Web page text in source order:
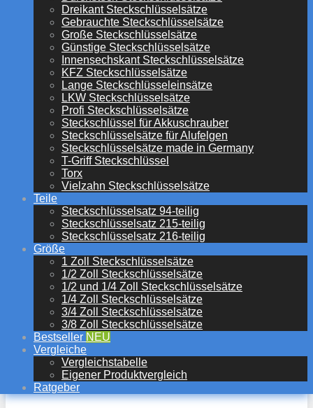
Dreikant Steckschlüsselsätze
Gebrauchte Steckschlüsselsätze
Große Steckschlüsselsätze
Günstige Steckschlüsselsätze
Innensechskant Steckschlüsselsätze
KFZ Steckschlüsselsätze
Lange Steckschlüsseleinsätze
LKW Steckschlüsselsätze
Profi Steckschlüsselsätze
Steckschlüssel für Akkuschrauber
Steckschlüsselsätze für Alufelgen
Steckschlüsselsätze made in Germany
T-Griff Steckschlüssel
Torx
Vielzahn Steckschlüsselsätze
Teile
Steckschlüsselsatz 94-teilig
Steckschlüsselsatz 215-teilig
Steckschlüsselsatz 216-teilig
Größe
1 Zoll Steckschlüsselsätze
1/2 Zoll Steckschlüsselsätze
1/2 und 1/4 Zoll Steckschlüsselsätze
1/4 Zoll Steckschlüsselsätze
3/4 Zoll Steckschlüsselsätze
3/8 Zoll Steckschlüsselsätze
Bestseller NEU
Vergleiche
Vergleichstabelle
Eigener Produktvergleich
Ratgeber